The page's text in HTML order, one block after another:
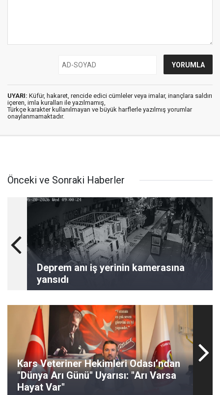
UYARI: Küfür, hakaret, rencide edici cümleler veya imalar, inançlara saldırı
içeren, imla kuralları ile yazılmamış,
Türkçe karakter kullanılmayan ve büyük harflerle yazılmış yorumlar
onaylanmamaktadır.
Önceki ve Sonraki Haberler
Deprem anı iş yerinin kamerasına
yansıdı
Kars Veteriner Hekimleri Odası’ndan
"Dünya Arı Günü" Uyarısı: "Arı Varsa
Hayat Var"